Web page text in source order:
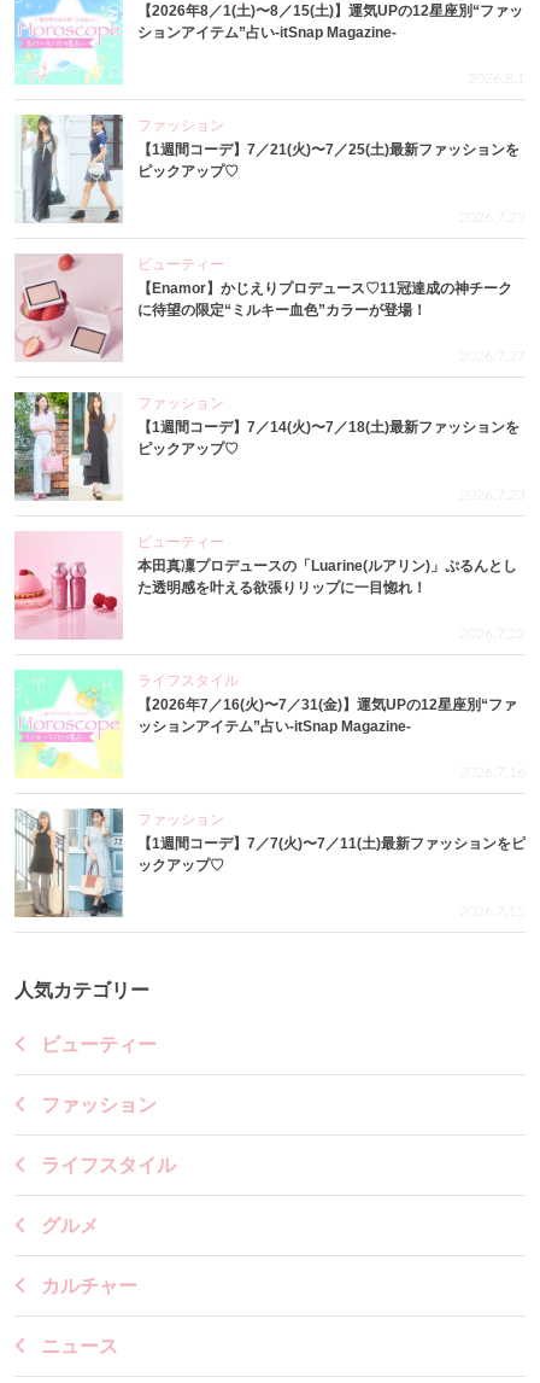
【2026年8／1(土)〜8／15(土)】運気UPの12星座別“ファッ
ションアイテム”占い-itSnap Magazine-
2026.8.1
ファッション
【1週間コーデ】7／21(火)〜7／25(土)最新ファッションを
ピックアップ♡
2026.7.29
ビューティー
【Enamor】かじえりプロデュース♡11冠達成の神チーク
に待望の限定“ミルキー血色”カラーが登場！
2026.7.27
ファッション
【1週間コーデ】7／14(火)〜7／18(土)最新ファッションを
ピックアップ♡
2026.7.23
ビューティー
本田真凜プロデュースの「Luarine(ルアリン)」ぷるんとし
た透明感を叶える欲張りリップに一目惚れ！
2026.7.22
ライフスタイル
【2026年7／16(火)〜7／31(金)】運気UPの12星座別“ファ
ッションアイテム”占い-itSnap Magazine-
2026.7.16
ファッション
【1週間コーデ】7／7(火)〜7／11(土)最新ファッションをピ
ックアップ♡
2026.7.15
人気カテゴリー
ビューティー
ファッション
ライフスタイル
グルメ
カルチャー
ニュース